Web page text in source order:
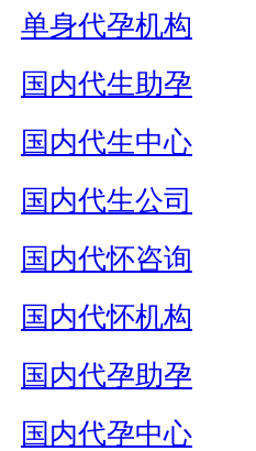
单身代孕机构
国内代生助孕
国内代生中心
国内代生公司
国内代怀咨询
国内代怀机构
国内代孕助孕
国内代孕中心